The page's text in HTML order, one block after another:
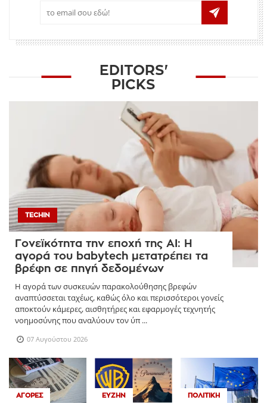
EDITORS'
PICKS
TECHIN
Γονεϊκότητα την εποχή της AI: Η
αγορά του babytech μετατρέπει τα
βρέφη σε πηγή δεδομένων
Η αγορά των συσκευών παρακολούθησης βρεφών
αναπτύσσεται ταχέως, καθώς όλο και περισσότεροι γονείς
αποκτούν κάμερες, αισθητήρες και εφαρμογές τεχνητής
νοημοσύνης που αναλύουν τον ύπ ...
07 Αυγούστου 2026
ΑΓΟΡΈΣ ΕΥΖΗΝ ΠΟΛΙΤΙΚΉ